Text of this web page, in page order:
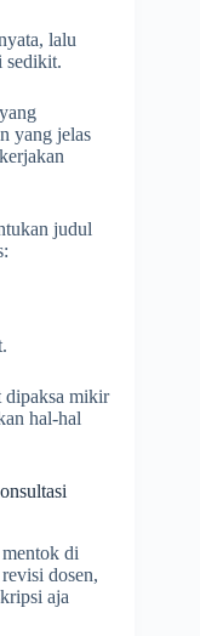
lalu
sedikit.
yang jelas
judul
dipaksa mikir
hal-hal
di
dosen,
aja